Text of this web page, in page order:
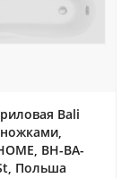
Bali
BH-BA-
Польша